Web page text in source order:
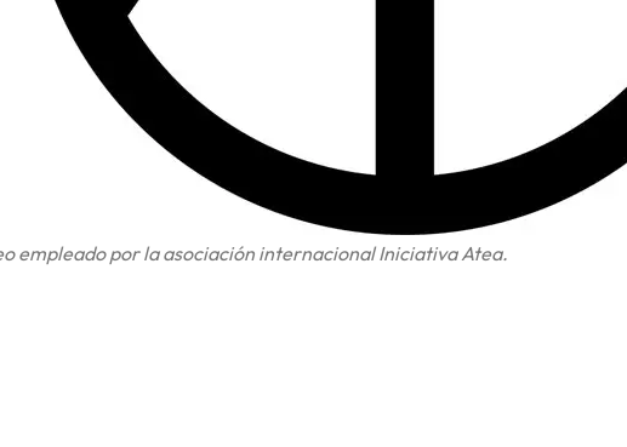
empleado por la asociación internacional Iniciativa Atea.